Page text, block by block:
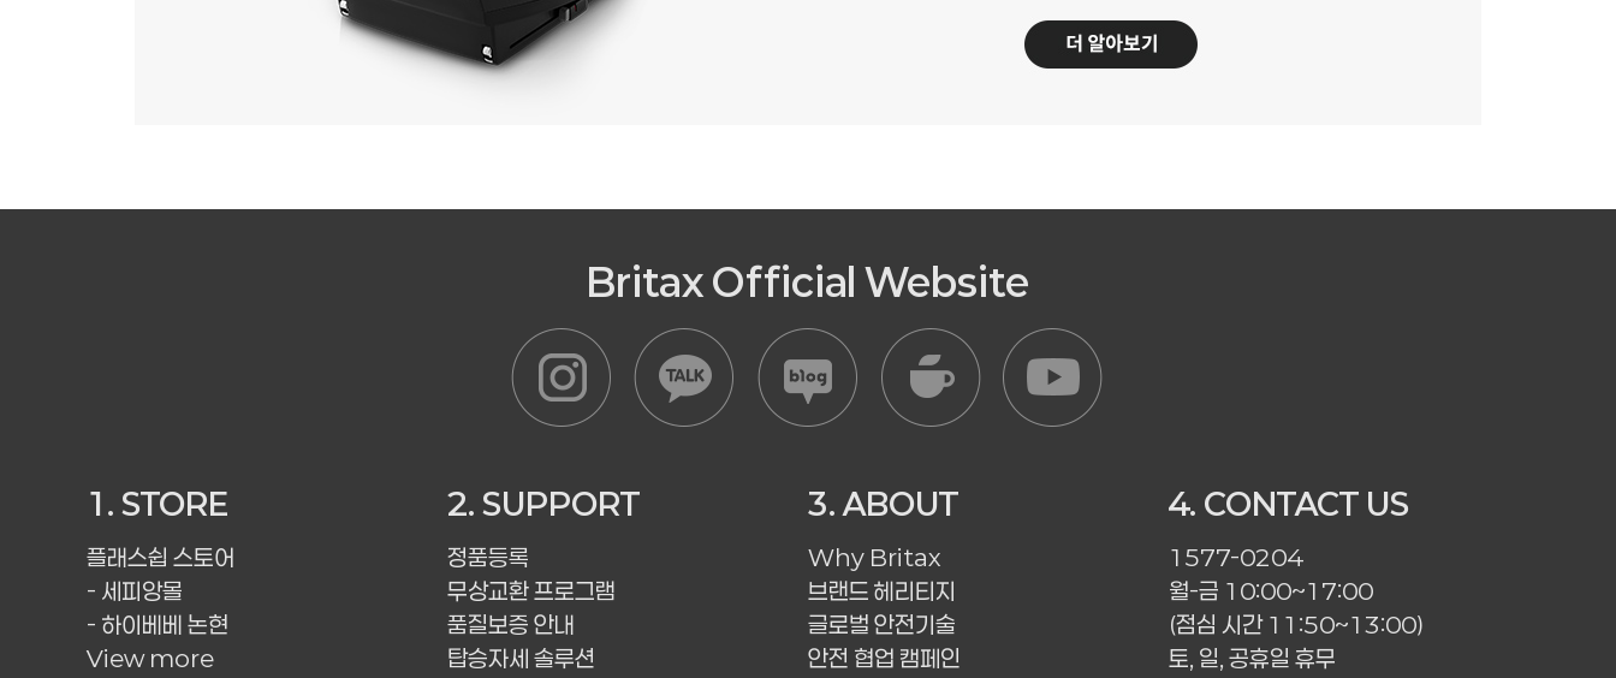
Britax Official Website
1. STORE
플래스쉽 스토어
- 세피앙몰
- 하이베베 논현
View more
2. SUPPORT
정품등록
무상교환 프로그램
품질보증 안내
탑승자세 솔루션
3. ABOUT
Why Britax
브랜드 헤리티지
글로벌 안전기술
안전 협업 캠페인
4. CONTACT US
1577-0204
월-금 10:00~17:00
(점심 시간 11:50~13:00)
토, 일, 공휴일 휴무